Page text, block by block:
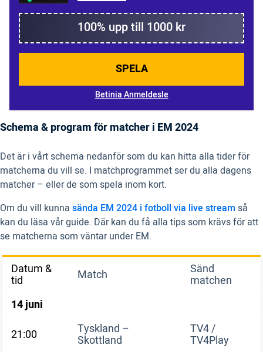
100% upp till 1000 kr
SPELA
Betinia Anmeldesle
Schema & program för matcher i EM 2024
Det är i vårt schema nedanför som du kan hitta alla tider för
matcherna du vill se. I matchprogrammet ser du alla dagens
matcher – eller de som spela inom kort.
Om du vill kunna sända EM 2024 i fotboll via live stream så
kan du läsa vår guide. Där kan du få alla tips som krävs för att
se matcherna som väntar under EM.
Datum &
tid Match Sänd
matchen
14 juni
21:00
Tyskland –
Skottland
TV4 /
TV4Play